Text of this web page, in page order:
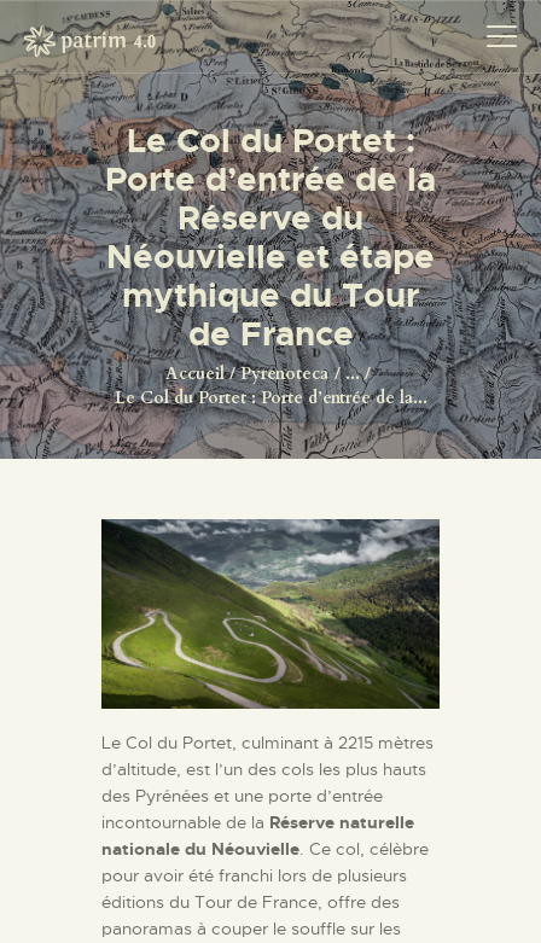
Le Col du Portet :
Porte d’entrée de la
Réserve du
Néouvielle et étape
mythique du Tour
de France
Accueil Pyrenoteca
...
Le Col du Portet : Porte d’entrée de la...
ACCUEIL
PYRENOTECA 4.0
PROJECTS
LE RÉSEAU
CONTACTS
Le Col du Portet, culminant à 2215 mètres
d’altitude, est l’un des cols les plus hauts
des Pyrénées et une porte d’entrée
incontournable de la Réserve naturelle
nationale du Néouvielle. Ce col, célèbre
pour avoir été franchi lors de plusieurs
éditions du Tour de France, offre des
panoramas à couper le souffle sur les